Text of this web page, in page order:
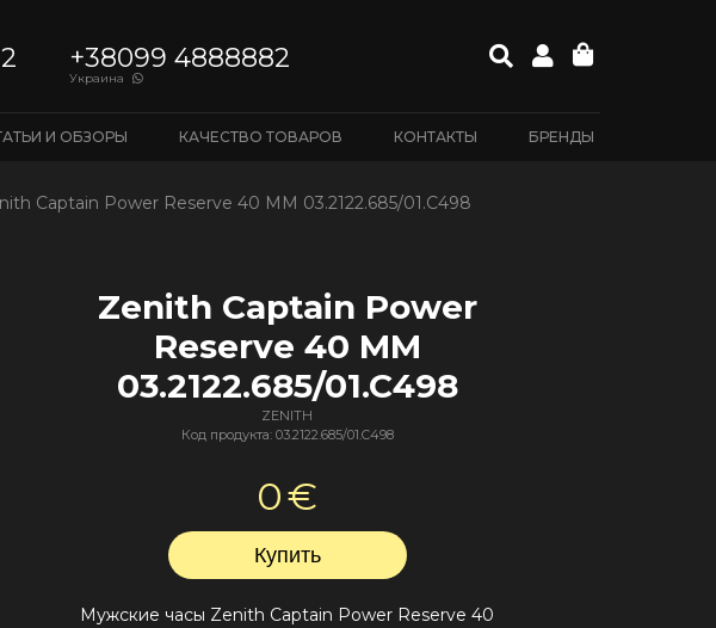
+38099 4888882
Украина
И ОБЗОРЫ КАЧЕСТВО ТОВАРОВ КОНТАКТЫ БРЕНДЫ
Captain Power Reserve 40 MM 03.2122.685/01.C498
Zenith Captain Power
Reserve 40 MM
03.2122.685/01.C498
ZENITH
Код продукта: 03.2122.685/01.C498
0€
Мужские часы Zenith Captain Power Reserve 40